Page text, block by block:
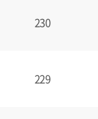
230
229